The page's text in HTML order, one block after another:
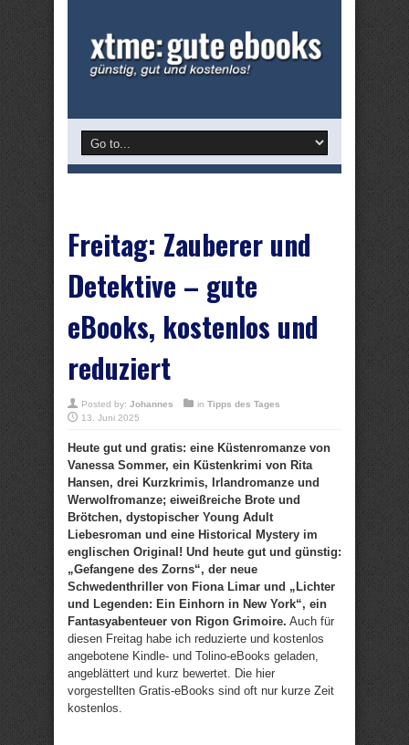
Freitag: Zauberer und
Detektive – gute
eBooks, kostenlos und
reduziert
Posted by: Johannes in Tipps des Tages
13. Juni 2025
Heute gut und gratis: eine Küstenromanze von
Vanessa Sommer, ein Küstenkrimi von Rita
Hansen, drei Kurzkrimis, Irlandromanze und
Werwolfromanze; eiweißreiche Brote und
Brötchen, dystopischer Young Adult
Liebesroman und eine Historical Mystery im
englischen Original! Und heute gut und günstig:
„Gefangene des Zorns“, der neue
Schwedenthriller von Fiona Limar und „Lichter
und Legenden: Ein Einhorn in New York“, ein
Fantasyabenteuer von Rigon Grimoire. Auch für
diesen Freitag habe ich reduzierte und kostenlos
angebotene Kindle- und Tolino-eBooks geladen,
angeblättert und kurz bewertet. Die hier
vorgestellten Gratis-eBooks sind oft nur kurze Zeit
kostenlos.